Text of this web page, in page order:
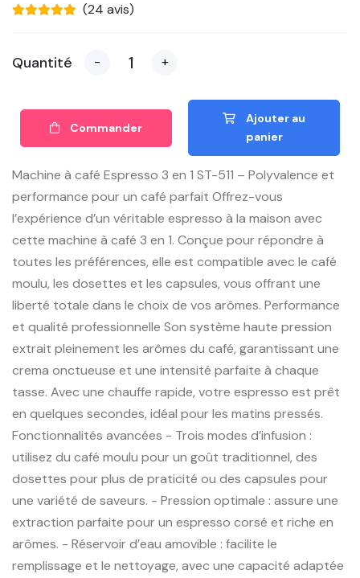
(24 avis)
Quantité - +
Commander
Ajouter au
panier
Machine à café Espresso 3 en 1 ST-511 – Polyvalence et
performance pour un café parfait Offrez-vous
l’expérience d’un véritable espresso à la maison avec
cette machine à café 3 en 1. Conçue pour répondre à
toutes les préférences, elle est compatible avec le café
moulu, les dosettes et les capsules, vous offrant une
liberté totale dans le choix de vos arômes. Performance
et qualité professionnelle Son système haute pression
extrait pleinement les arômes du café, garantissant une
crema onctueuse et une intensité parfaite à chaque
tasse. Avec une chauffe rapide, votre espresso est prêt
en quelques secondes, idéal pour les matins pressés.
Fonctionnalités avancées - Trois modes d’infusion :
utilisez du café moulu pour un goût traditionnel, des
dosettes pour plus de praticité ou des capsules pour
une variété de saveurs. - Pression optimale : assure une
extraction parfaite pour un espresso corsé et riche en
arômes. - Réservoir d’eau amovible : facilite le
remplissage et le nettoyage, avec une capacité adaptée